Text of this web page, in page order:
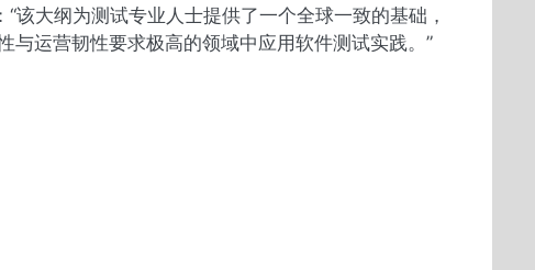
大纲为测试专业人士提供了一个全球一致的基础，
运营韧性要求极高的领域中应用软件测试实践。”